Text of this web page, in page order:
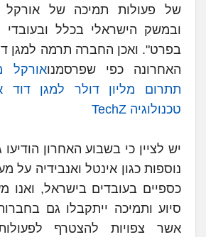
של פעולות תמיכה של אורקל
ובמשק הישראלי בכלל
בפרט". ואכן החברה תרמה למגן
האחרונה כפי שפרסמנואורקל
תתרום מליון דולר למגן
טכנולוגיה TechZ
יש לציין כי בשבוע האחרון
נוספות כגון אינטל ואנבידיה על
כספיים בעובדים בישראל, ואנו
סיוע ותמיכה ייתקבלו גם
אשר צפויות להצטרף